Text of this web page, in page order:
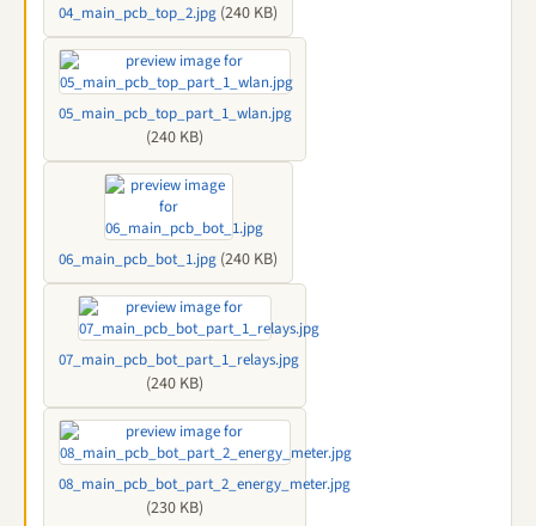
04_main_pcb_top_2.jpg (240 KB)
05_main_pcb_top_part_1_wlan.jpg
(240 KB)
06_main_pcb_bot_1.jpg (240 KB)
07_main_pcb_bot_part_1_relays.jpg
(240 KB)
08_main_pcb_bot_part_2_energy_meter.jpg
(230 KB)